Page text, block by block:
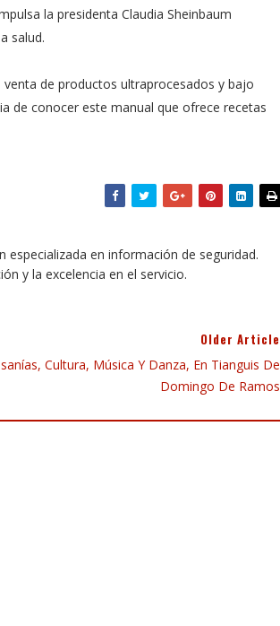
la presidenta Claudia Sheinbaum
salud.
de productos ultraprocesados y bajo
de conocer este manual que ofrece recetas
especializada en información de seguridad.
y la excelencia en el servicio.
Older Article
Cultura, Música Y Danza, En Tianguis De
Domingo De Ramos